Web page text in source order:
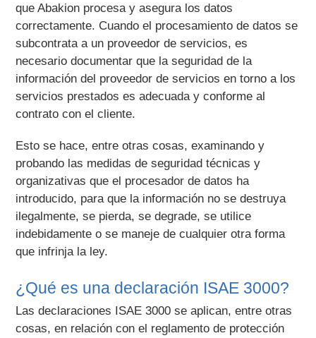
que Abakion procesa y asegura los datos
correctamente. Cuando el procesamiento de datos se
subcontrata a un proveedor de servicios, es
necesario documentar que la seguridad de la
información del proveedor de servicios en torno a los
servicios prestados es adecuada y conforme al
contrato con el cliente.
Esto se hace, entre otras cosas, examinando y
probando las medidas de seguridad técnicas y
organizativas que el procesador de datos ha
introducido, para que la información no se destruya
ilegalmente, se pierda, se degrade, se utilice
indebidamente o se maneje de cualquier otra forma
que infrinja la ley.
¿Qué es una declaración ISAE 3000?
Las declaraciones ISAE 3000 se aplican, entre otras
cosas, en relación con el reglamento de protección